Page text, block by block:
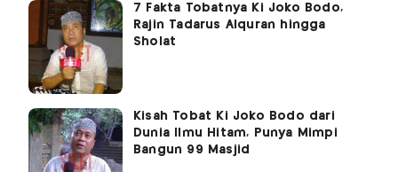
7 Fakta Tobatnya Ki Joko Bodo,
Rajin Tadarus Alquran hingga
Sholat
Kisah Tobat Ki Joko Bodo dari
Dunia Ilmu Hitam, Punya Mimpi
Bangun 99 Masjid